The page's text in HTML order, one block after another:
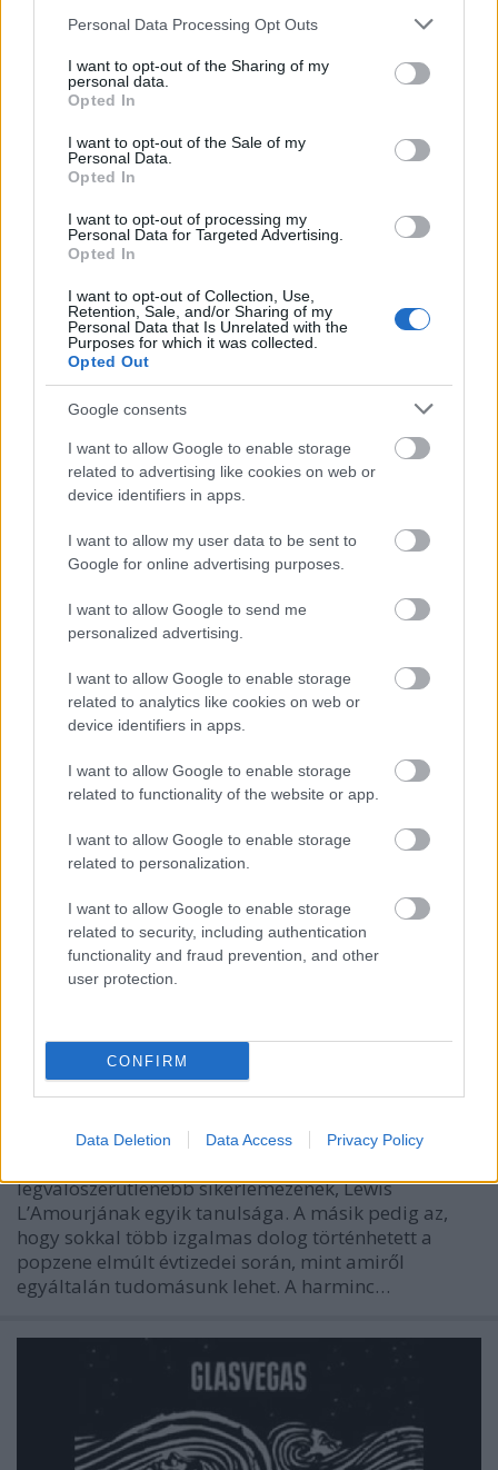
Please note that this website/app uses one or more Google
not limited to your visit or usage behaviour. You may click to
grant or deny consent to Google and its third-party tags to
use your data for below specified purposes in below Google
consent section.
Personal Data Processing Opt Outs
I want to opt-out of the Sharing of my
personal data.
Opted In
I want to opt-out of the Sale of my
Personal Data.
Opted In
I want to opt-out of processing my
Personal Data for Targeted Advertising.
Opted In
I want to opt-out of Collection, Use,
Retention, Sale, and/or Sharing of my
Personal Data that Is Unrelated with the
Purposes for which it was collected.
Opted Out
Google consents
I want to allow Google to enable storage
related to advertising like cookies on web or
device identifiers in apps.
I want to allow my user data to be sent to
Google for online advertising purposes.
I want to allow Google to send me
personalized advertising.
I want to allow Google to enable storage
related to analytics like cookies on web or
device identifiers in apps.
I want to allow Google to enable storage
related to functionality of the website or app.
I want to allow Google to enable storage
related to personalization.
I want to allow Google to enable storage
related to security, including authentication
functionality and fraud prevention, and other
user protection.
CONFIRM
Data Deletion Data Access Privacy Policy
Nyers erő – A protopunk hősei
rerecorder•2014. október 02.
Idén nyáron volt 45 éve, hogy a Stooges első
nagylemeze, az egyik legelső és legfontosabb
protopunk? Megkísérlünk világos választ adni. Greff
András, a Magyar Narancs zene rovatának
Fényes lehet a jövő – Puha Szabolcs,
az 1G Studios vezetője, hangmérnöke
rerecorder•2014. október 01.
(X) Puha Szabolcs (Max) néhány hónappal ezelőtt
Kelóval, az 1G Records vezetőjével együttműködve
hangmérnöke. Tapasztalatairól és a stúdiózás
jelenéről/jövőjéről beszélgettünk. - Hogy kerültél a
Lewis és a semmiből előtűnő
zenészek
legvalószerűtlenebb sikerlemezének, Lewis
L’Amourjának egyik tanulsága. A másik pedig az,
hogy sokkal több izgalmas dolog történhetett a
popzene elmúlt évtizedei során, mint amiről
egyáltalán tudomásunk lehet. A harminc…